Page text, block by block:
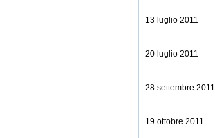
13 luglio 2011
20 luglio 2011
28 settembre 2011
19 ottobre 2011